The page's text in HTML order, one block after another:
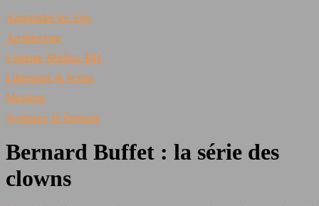
Apprendre les Arts
Architecture
Cinéma/ Médias/ BD
Littérature & Scène
Musique
Sculpture & Peinture
Bernard Buffet : la série des
clowns